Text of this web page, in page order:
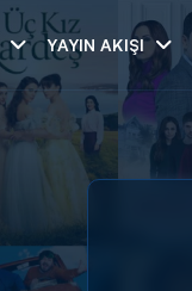
YAYIN AKIŞI